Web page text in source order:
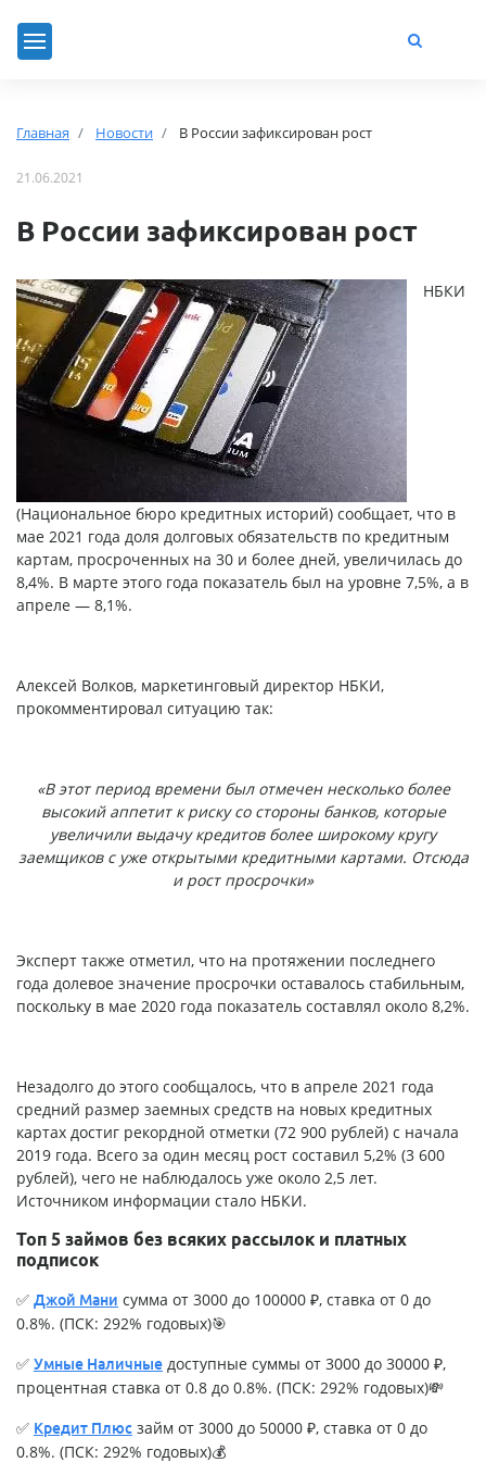
Главная Новости В России зафиксирован рост
21.06.2021
В России зафиксирован рост
НБКИ
(Национальное бюро кредитных историй) сообщает, что в
мае 2021 года доля долговых обязательств по кредитным
картам, просроченных на 30 и более дней, увеличилась до
8,4%. В марте этого года показатель был на уровне 7,5%, а в
апреле — 8,1%.
Алексей Волков, маркетинговый директор НБКИ,
прокомментировал ситуацию так:
«В этот период времени был отмечен несколько более
высокий аппетит к риску со стороны банков, которые
увеличили выдачу кредитов более широкому кругу
заемщиков с уже открытыми кредитными картами. Отсюда
и рост просрочки»
Эксперт также отметил, что на протяжении последнего
года долевое значение просрочки оставалось стабильным,
поскольку в мае 2020 года показатель составлял около 8,2%.
Незадолго до этого сообщалось, что в апреле 2021 года
средний размер заемных средств на новых кредитных
картах достиг рекордной отметки (72 900 рублей) с начала
2019 года. Всего за один месяц рост составил 5,2% (3 600
рублей), чего не наблюдалось уже около 2,5 лет.
Источником информации стало НБКИ.
Топ 5 займов без всяких рассылок и платных
подписок
✅ Джой Мани сумма от 3000 до 100000 ₽, ставка от 0 до
0.8%. (ПСК: 292% годовых)🎯
✅ Умные Наличные доступные суммы от 3000 до 30000 ₽,
процентная ставка от 0.8 до 0.8%. (ПСК: 292% годовых)💸
✅ Кредит Плюс займ от 3000 до 50000 ₽, ставка от 0 до
0.8%. (ПСК: 292% годовых)💰